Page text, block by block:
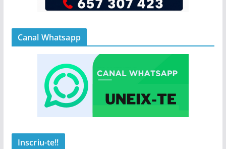
Canal Whatsapp
Inscriu-te!!